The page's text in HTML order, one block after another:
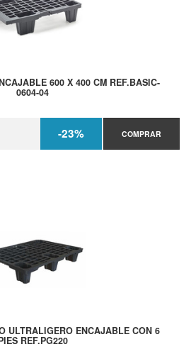
600 X 400 CM REF.BASIC-
0604-04
-23% COMPRAR
ULTRALIGERO ENCAJABLE CON 6
REF.PG220